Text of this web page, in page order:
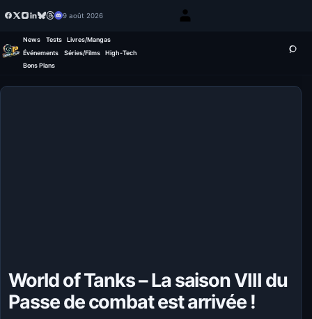
9 août 2026
News Tests
Livres/Mangas
Événements
Séries/Films
High-Tech
Bons Plans
World of Tanks – La saison VIII du
Passe de combat est arrivée !